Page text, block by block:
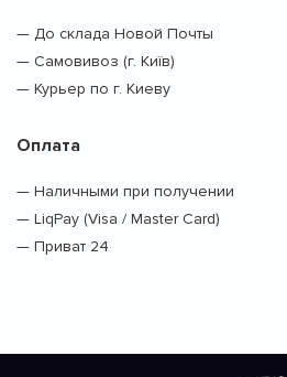
— До склада Новой Почты
— Самовивоз (г. Київ)
— Курьер по г. Киеву
Оплата
— Наличными при получении
— LiqPay (Visa / Master Card)
— Приват 24